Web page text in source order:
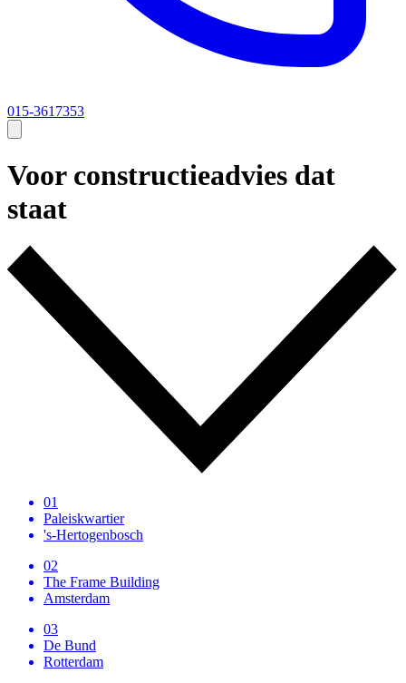
015-3617353
Voor constructieadvies dat
staat
01
Paleiskwartier
's-Hertogenbosch
02
The Frame Building
Amsterdam
03
De Bund
Rotterdam